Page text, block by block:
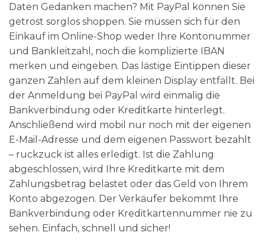
Daten Gedanken machen? Mit PayPal können Sie
getrost sorglos shoppen. Sie müssen sich für den
Einkauf im Online-Shop weder Ihre Kontonummer
und Bankleitzahl, noch die komplizierte IBAN
merken und eingeben. Das lästige Eintippen dieser
ganzen Zahlen auf dem kleinen Display entfällt. Bei
der Anmeldung bei PayPal wird einmalig die
Bankverbindung oder Kreditkarte hinterlegt.
Anschließend wird mobil nur noch mit der eigenen
E-Mail-Adresse und dem eigenen Passwort bezahlt
– ruckzuck ist alles erledigt. Ist die Zahlung
abgeschlossen, wird Ihre Kreditkarte mit dem
Zahlungsbetrag belastet oder das Geld von Ihrem
Konto abgezogen. Der Verkäufer bekommt Ihre
Bankverbindung oder Kreditkartennummer nie zu
sehen. Einfach, schnell und sicher!